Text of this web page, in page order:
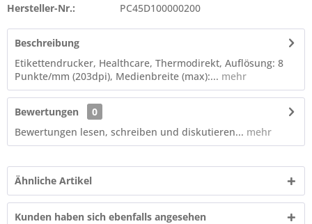
Hersteller-Nr.:
PC45D100000200
Beschreibung
Etikettendrucker, Healthcare, Thermodirekt, Auflösung: 8
Punkte/mm (203dpi), Medienbreite (max):... mehr
Bewertungen
0
Bewertungen lesen, schreiben und diskutieren... mehr
Ähnliche Artikel
Kunden haben sich ebenfalls angesehen